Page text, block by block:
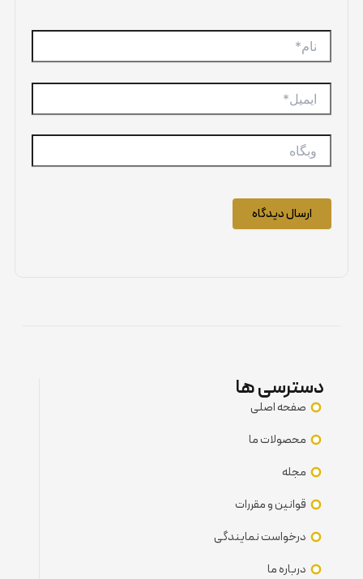
نام*
ایمیل*
وبگاه
دسترسی ها
صفحه اصلی
محصولات ما
مجله
قوانین و مقررات
درخواست نمایندگی
درباره ما